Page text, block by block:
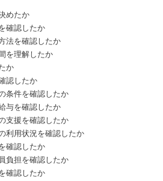
めたか
確認したか
法を確認したか
を理解したか
か
認したか
条件を確認したか
与を確認したか
支援を確認したか
利用状況を確認したか
確認したか
負担を確認したか
確認したか